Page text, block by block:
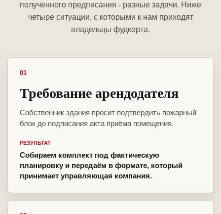
полученного предписания - разные задачи. Ниже
четыре ситуации, с которыми к нам приходят
владельцы фудкорта.
01
Требование арендодателя
Собственник здания просит подтвердить пожарный
блок до подписания акта приёма помещения.
РЕЗУЛЬТАТ
Собираем комплект под фактическую
планировку и передаём в формате, который
принимает управляющая компания.